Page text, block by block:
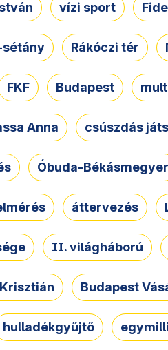
vízi sport
sétány Rákóczi tér
FKF Budapest
Anna csúszdás
Óbuda-Békásmegyer
áttervezés
II. világháború
Budapest
hulladékgyűjtő